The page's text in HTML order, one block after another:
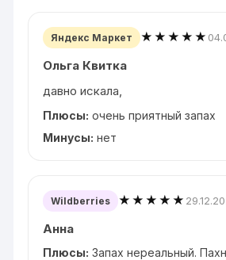
Яндекс Маркет ★★★★★
Ольга Квитка
давно искала,
Плюсы: очень приятный запах
Минусы: нет
Wildberries ★★★★★
Анна
Плюсы: Запах нереальный.